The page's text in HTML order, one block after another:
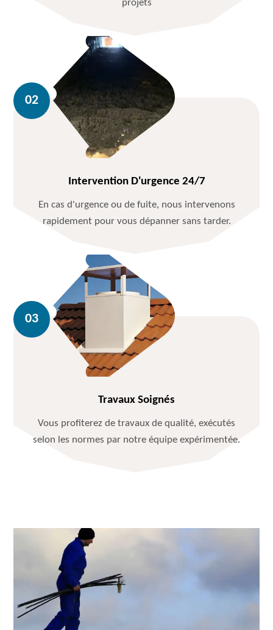
projets
Intervention D'urgence 24/7
En cas d'urgence ou de fuite, nous intervenons
rapidement pour vous dépanner sans tarder.
Travaux Soignés
Vous profiterez de travaux de qualité, exécutés
selon les normes par notre équipe expérimentée.